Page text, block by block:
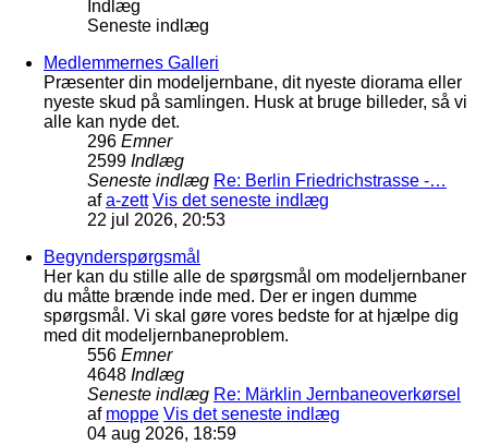
Indlæg
Seneste indlæg
Medlemmernes Galleri
Præsenter din modeljernbane, dit nyeste diorama eller
nyeste skud på samlingen. Husk at bruge billeder, så vi
alle kan nyde det.
296 Emner
2599 Indlæg
Seneste indlæg Re: Berlin Friedrichstrasse -…
afa-zett Vis det seneste indlæg
22 jul 2026, 20:53
Begynderspørgsmål
Her kan du stille alle de spørgsmål om modeljernbaner
du måtte brænde inde med. Der er ingen dumme
spørgsmål. Vi skal gøre vores bedste for at hjælpe dig
med dit modeljernbaneproblem.
556 Emner
4648 Indlæg
Seneste indlæg Re: Märklin Jernbaneoverkørsel
af moppe Vis det seneste indlæg
04 aug 2026, 18:59